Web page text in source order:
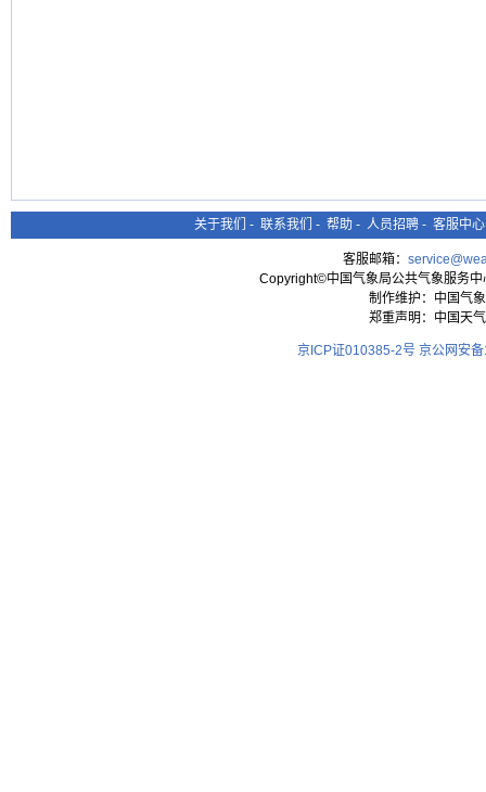
关于我们 - 联系我们 - 帮助 - 人员招聘 - 客服中心
客服邮箱：
Copyright©中国气象局公共气象服务
制作维护：中国气
郑重声明：中国天
京ICP证010385-2号 京公网安